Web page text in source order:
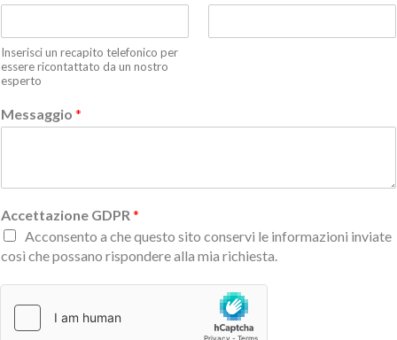
Inserisci un recapito telefonico per
essere ricontattato da un nostro
esperto
Messaggio *
Accettazione GDPR *
Acconsento a che questo sito conservi le informazioni inviate
così che possano rispondere alla mia richiesta.